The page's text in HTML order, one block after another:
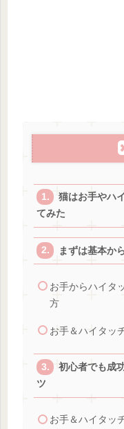
猫はお手やハ
てみた
まずは基本か
お手からハイタ
方
お手＆ハイタッ
初心者でも成
ツ
お手＆ハイタッ